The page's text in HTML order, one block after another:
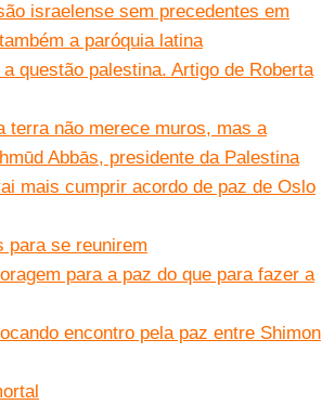
israelense sem precedentes em
a paróquia latina
questão palestina. Artigo de Roberta
terra não merece muros, mas a
Abbās, presidente da Palestina
mais cumprir acordo de paz de Oslo
para se reunirem
para a paz do que para fazer a
encontro pela paz entre Shimon